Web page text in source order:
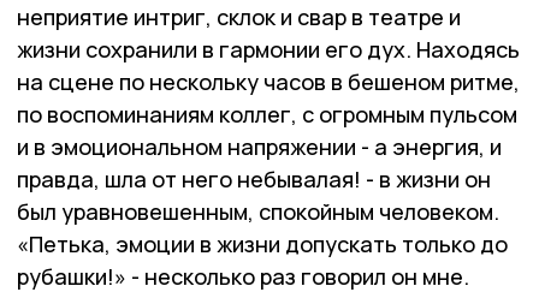
неприятие интриг, склок и свар в театре и
жизни сохранили в гармонии его дух. Находясь
на сцене по нескольку часов в бешеном ритме,
по воспоминаниям коллег, с огромным пульсом
и в эмоциональном напряжении - а энергия, и
правда, шла от него небывалая! - в жизни он
был уравновешенным, спокойным человеком.
«Петька, эмоции в жизни допускать только до
рубашки!» - несколько раз говорил он мне.